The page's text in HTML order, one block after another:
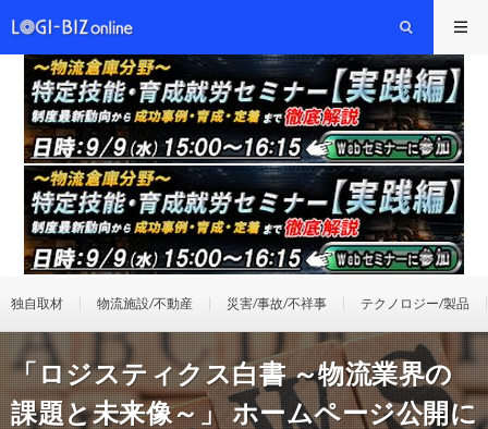
独自取材 物流施設/不動産 災害/事故/不祥事 テクノロジー/製品
「ロジスティクス白書 ～物流業界の
課題と未来像～」 ホームページ公開に